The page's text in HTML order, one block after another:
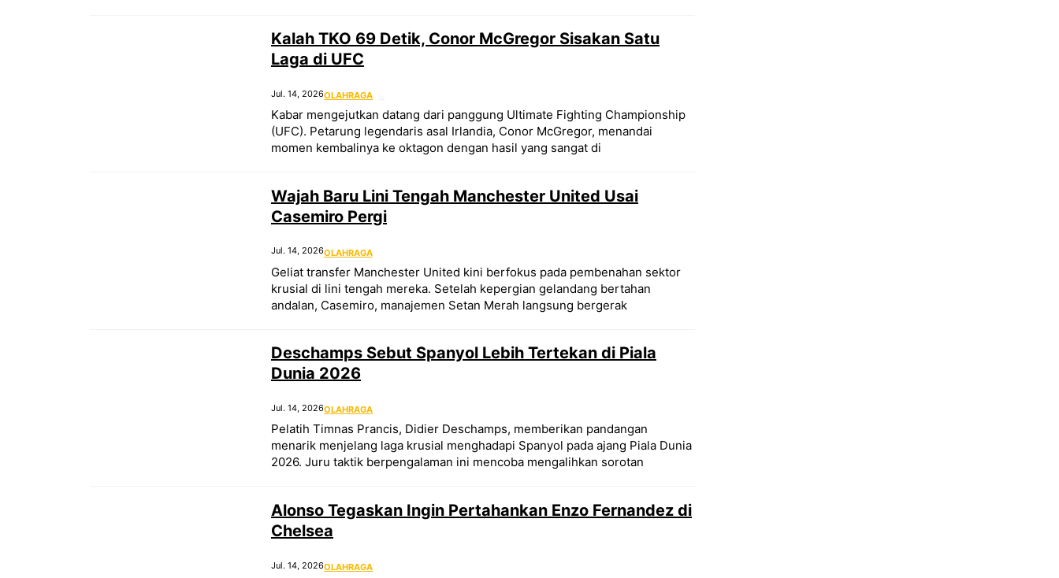
Kalah TKO 69 Detik, Conor McGregor Sisakan Satu
Laga di UFC
Jul. 14, 2026OLAHRAGA
Kabar mengejutkan datang dari panggung Ultimate Fighting Championship
(UFC). Petarung legendaris asal Irlandia, Conor McGregor, menandai
momen kembalinya ke oktagon dengan hasil yang sangat di
Wajah Baru Lini Tengah Manchester United Usai
Casemiro Pergi
Jul. 14, 2026OLAHRAGA
Geliat transfer Manchester United kini berfokus pada pembenahan sektor
krusial di lini tengah mereka. Setelah kepergian gelandang bertahan
andalan, Casemiro, manajemen Setan Merah langsung bergerak
Deschamps Sebut Spanyol Lebih Tertekan di Piala
Dunia 2026
Jul. 14, 2026OLAHRAGA
Pelatih Timnas Prancis, Didier Deschamps, memberikan pandangan
menarik menjelang laga krusial menghadapi Spanyol pada ajang Piala Dunia
2026. Juru taktik berpengalaman ini mencoba mengalihkan sorotan
Alonso Tegaskan Ingin Pertahankan Enzo Fernandez di
Chelsea
Jul. 14, 2026OLAHRAGA